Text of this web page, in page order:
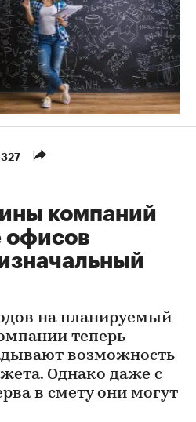
327
компаний
офисов
на планируемый
теперь
возможность
Однако даже с
в смету они могут